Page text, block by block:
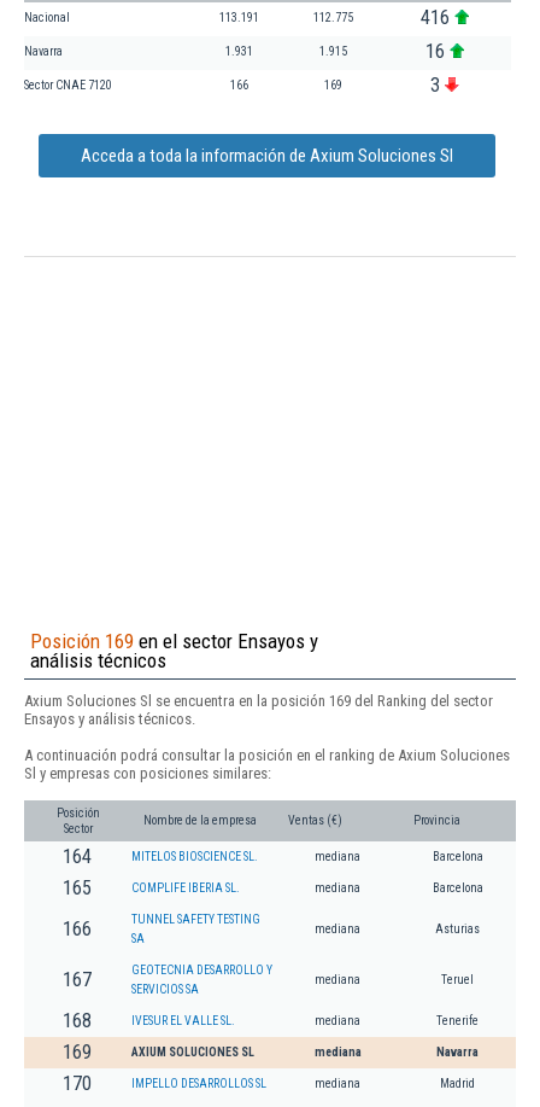
Nacional 113.191 112.775 416
Navarra 1.931 1.915 16
Sector CNAE 7120 166 169 3
Acceda a toda la información de Axium Soluciones Sl
Posición 169 en el sector Ensayos y
análisis técnicos
Axium Soluciones Sl se encuentra en la posición 169 del Ranking del sector
Ensayos y análisis técnicos.
A continuación podrá consultar la posición en el ranking de Axium Soluciones
Sl y empresas con posiciones similares:
Posición
Sector
Nombre de la empresa Ventas (€) Provincia
164 MITELOS BIOSCIENCE SL. mediana Barcelona
165 COMPLIFE IBERIA SL. mediana Barcelona
166
TUNNEL SAFETY TESTING
SA
mediana Asturias
167
GEOTECNIA DESARROLLO Y
SERVICIOS SA
mediana Teruel
168 IVESUR EL VALLE SL. mediana Tenerife
169 AXIUM SOLUCIONES SL mediana Navarra
170 IMPELLO DESARROLLOS SL mediana Madrid